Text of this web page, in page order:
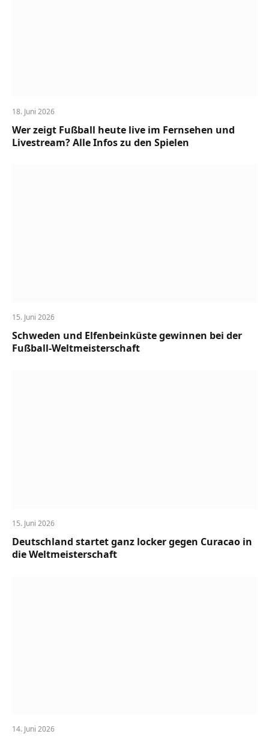
18. Juni 2026
Wer zeigt Fußball heute live im Fernsehen und
Livestream? Alle Infos zu den Spielen
15. Juni 2026
Schweden und Elfenbeinküste gewinnen bei der
Fußball-Weltmeisterschaft
15. Juni 2026
Deutschland startet ganz locker gegen Curacao in
die Weltmeisterschaft
14. Juni 2026